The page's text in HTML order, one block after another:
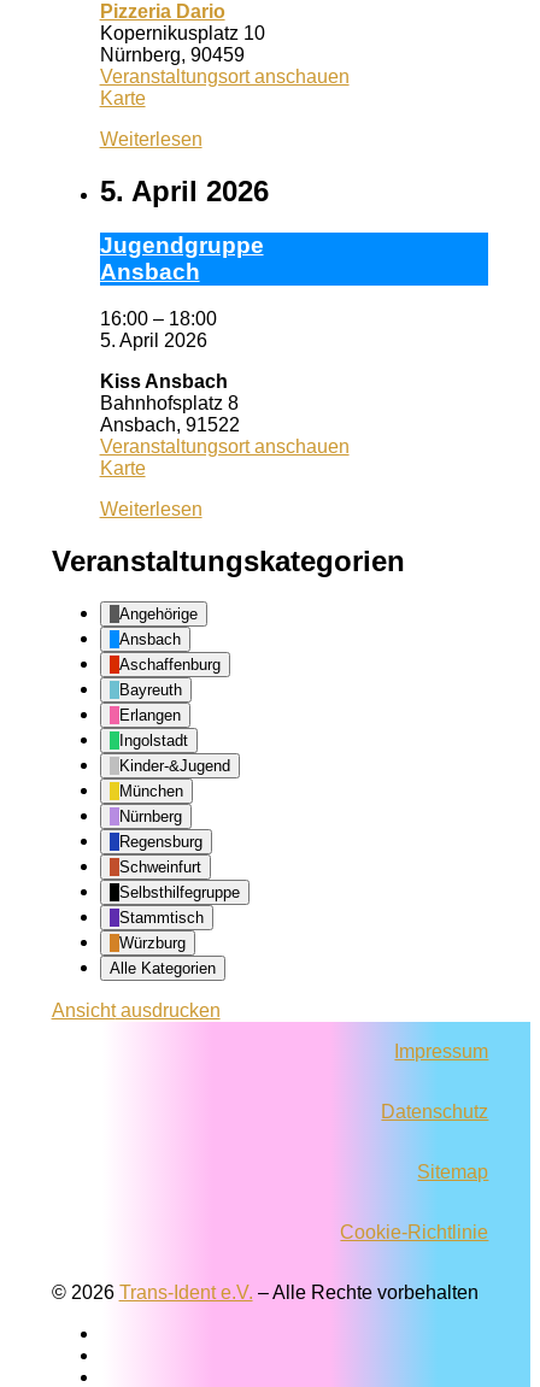
Pizzeria Dario
Kopernikusplatz 10
Nürnberg, 90459
Veranstaltungsort anschauen
KartePizzeria
Weiterlesen
5. April 2026
Ju­gend­grup­pe
Ans­bach
16:00 – 18:00
5. April 2026
Kiss Ansbach
Bahnhofsplatz 8
Ansbach, 91522
Veranstaltungsort anschauen
KarteKiss
Weiterlesen
Veranstaltungskategorien
Angehörige
Ansbach
Aschaffenburg
Bayreuth
Erlangen
Ingolstadt
Kinder-&Jugend
München
Nürnberg
Regensburg
Schweinfurt
Selbsthilfegruppe
Stammtisch
Würzburg
Alle Kategorien
Ansichtausdrucken
Impressum
Datenschutz
Sitemap
Cookie-Richtlinie
© 2026 Trans-Ident e.V. – Alle Rechte vorbehalten